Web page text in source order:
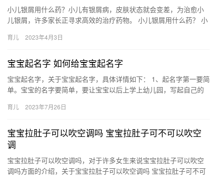
小儿银屑用什么药？小儿有银屑病，皮肤状态就会变差，为治愈小
儿银屑，许多家长正寻求高效的治疗药物。 小儿银屑用什么药？ 小
都…
育儿 2023年4月3日
宝宝起名字 如何给宝宝起名字
宝宝起名字，关于宝宝起名字，具体详情如下： 1、起名字第一要简
单。宝宝的名字要简单，要让宝宝以后上学上幼儿园，写起自己的
育儿 2023年7月26日
宝宝拉肚子可以吹空调吗 宝宝拉肚子可不可以吹空
调
宝宝拉肚子可以吹空调吗，对于许多女生来说宝宝拉肚子可以吹空
调吗方面的介绍，关于宝宝拉肚子可以吹空调吗 宝宝拉肚子可不可